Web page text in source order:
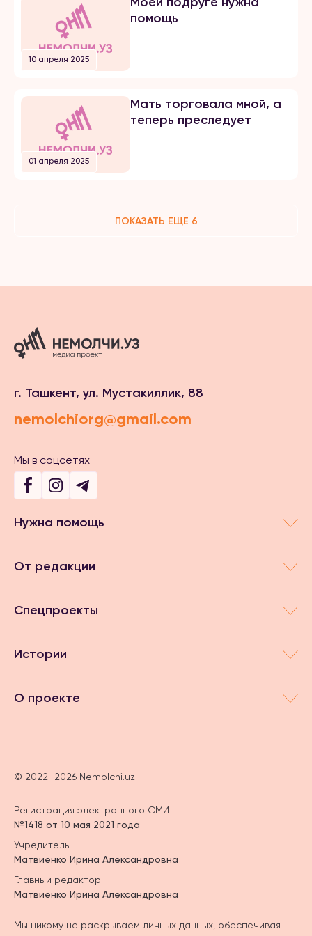
10 апреля 2025
помощь
01 апреля 2025
Мать торговала мной, а
теперь преследует
ПОКАЗАТЬ ЕЩЕ 6
г. Ташкент, ул. Мустакиллик, 88
nemolchiorg@gmail.com
Мы в соцсетях
Нужна помощь
От редакции
Спецпроекты
Истории
О проекте
© 2022–2026 Nemolchi.uz
Регистрация электронного СМИ
№1418 от 10 мая 2021 года
Учредитель
Матвиенко Ирина Александровна
Главный редактор
Матвиенко Ирина Александровна
Мы никому не раскрываем личных данных, обеспечивая